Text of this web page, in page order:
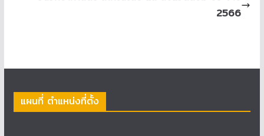
2566
แผนที่ ตำแหน่งที่ตั้ง